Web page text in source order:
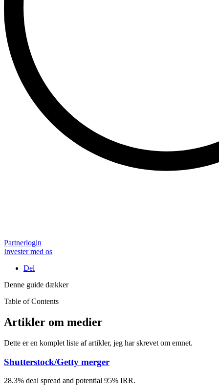
Partnerlogin
Invester med os
Del
Denne guide dækker
Table of Contents
Artikler om medier
Dette er en komplet liste af artikler, jeg har skrevet om emnet.
Shutterstock/Getty merger
28.3% deal spread and potential 95% IRR.